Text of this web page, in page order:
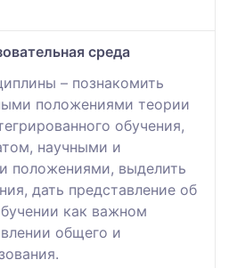
среда
– познакомить
положениями теории
обучения,
научными и
положениями, выделить
дать представление об
как важном
общего и